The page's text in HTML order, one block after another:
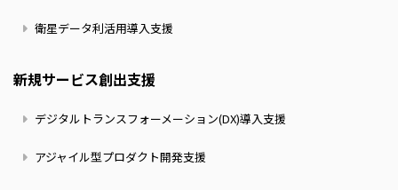
衛星データ利活用導入支援
新規サービス創出支援
デジタルトランスフォーメーション(DX)導入支援
アジャイル型プロダクト開発支援